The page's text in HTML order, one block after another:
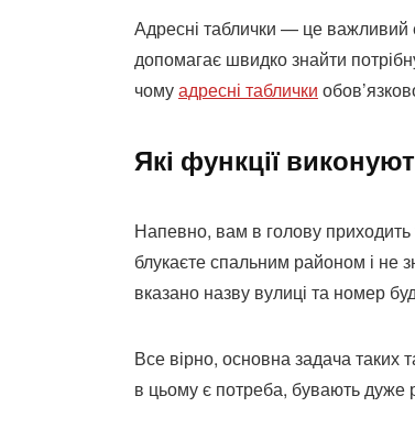
Адресні таблички — це
допомагає швидко знайти
чомуадресні таблички
Які функції
Напевно, вам в голову приходить
блукаєте спальним районом і не
вказано назву вулиці та номер
Все вірно, основна задача таких
в цьому є потреба, бувають дуже